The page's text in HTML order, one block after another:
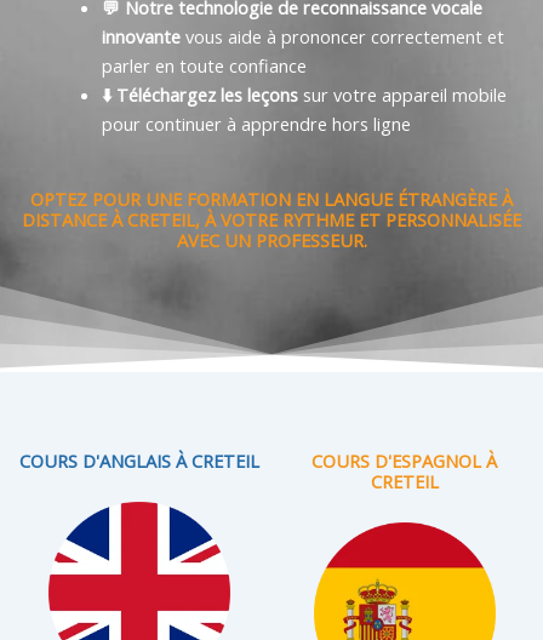
💬 Notre technologie de reconnaissance vocale
innovantevous aide à prononcer correctement et
parler en toute confiance
⬇️ Téléchargez les leçonssur votre appareil mobile
pour continuer à apprendre hors ligne
OPTEZ POUR UNE FORMATION EN LANGUE ÉTRANGÈRE À
DISTANCE À CRETEIL, À VOTRE RYTHME ET PERSONNALISÉE
AVEC UN PROFESSEUR.
COURS D'ANGLAIS À CRETEIL
COURS D'ESPAGNOL À
CRETEIL